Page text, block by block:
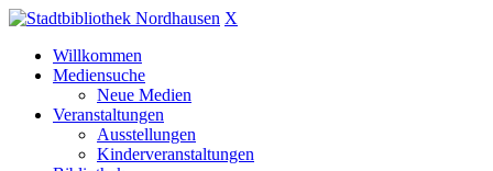
X
Willkommen
Mediensuche
Neue Medien
Veranstaltungen
Ausstellungen
Kinderveranstaltungen